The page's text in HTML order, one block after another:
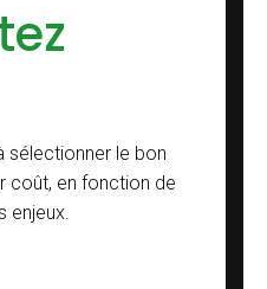
sélectionner le bon
coût, en fonction de
enjeux.